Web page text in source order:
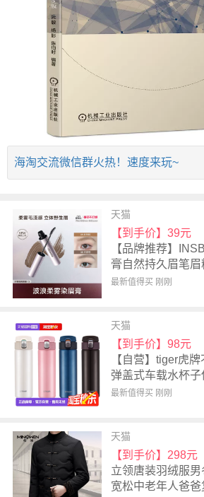
海淘交流微信群火热！速度来玩~
天猫
【到手价】39元
【品牌推荐】
膏自然持久眉笔
最新值得买 刚刚
天猫
【到手价】98元
【自营】tiger虎
弹盖式车载水杯子
最新值得买 刚刚
天猫
【到手价】298元
立领唐装羽绒服
宽松中老年人爸